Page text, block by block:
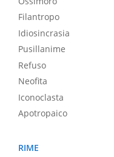
Filantropo
Idiosincrasia
Pusillanime
Refuso
Neofita
Iconoclasta
Apotropaico
RIME